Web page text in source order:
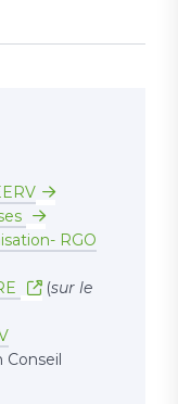
RGO
(sur le